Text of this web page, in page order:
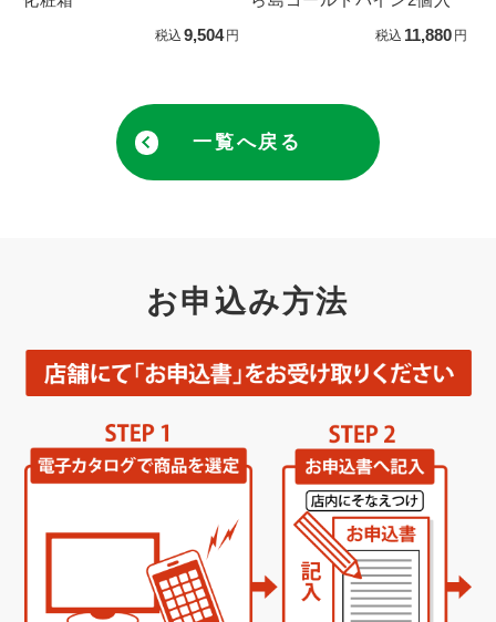
税込 9,504 円 税込 11,880 円
一覧へ戻る
お申込み方法